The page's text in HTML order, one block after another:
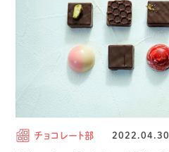
チョコレート部 2022.04.30